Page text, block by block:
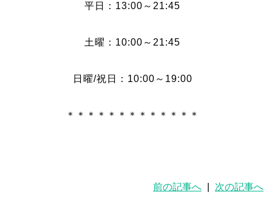
平日：13:00～21:45
土曜：10:00～21:45
日曜/祝日：10:00～19:00
＊＊＊＊＊＊＊＊＊＊＊＊＊
前の記事へ 次の記事へ